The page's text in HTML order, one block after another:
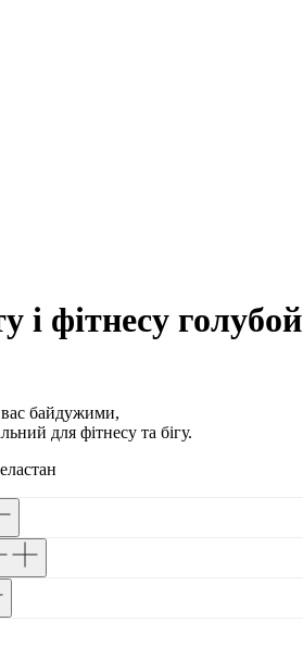
і фітнесу голубой
байдужими,
для фітнесу та бігу.